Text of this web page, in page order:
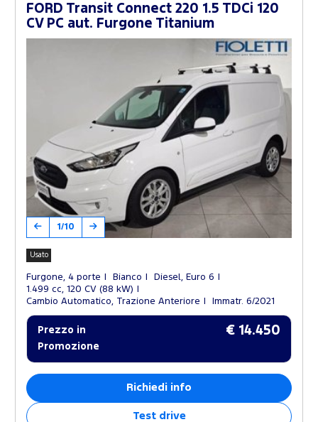
FORD Transit Connect 220 1.5 TDCi 120
CV PC aut. Furgone Titanium
1/10
Usato
Furgone, 4 porte Bianco
Diesel, Euro 6
1.499 cc, 120 CV (88 kW)
Cambio Automatico, Trazione Anteriore
Immatr. 6/2021
Prezzo in
Promozione
€ 14.450
Richiedi info
Test drive